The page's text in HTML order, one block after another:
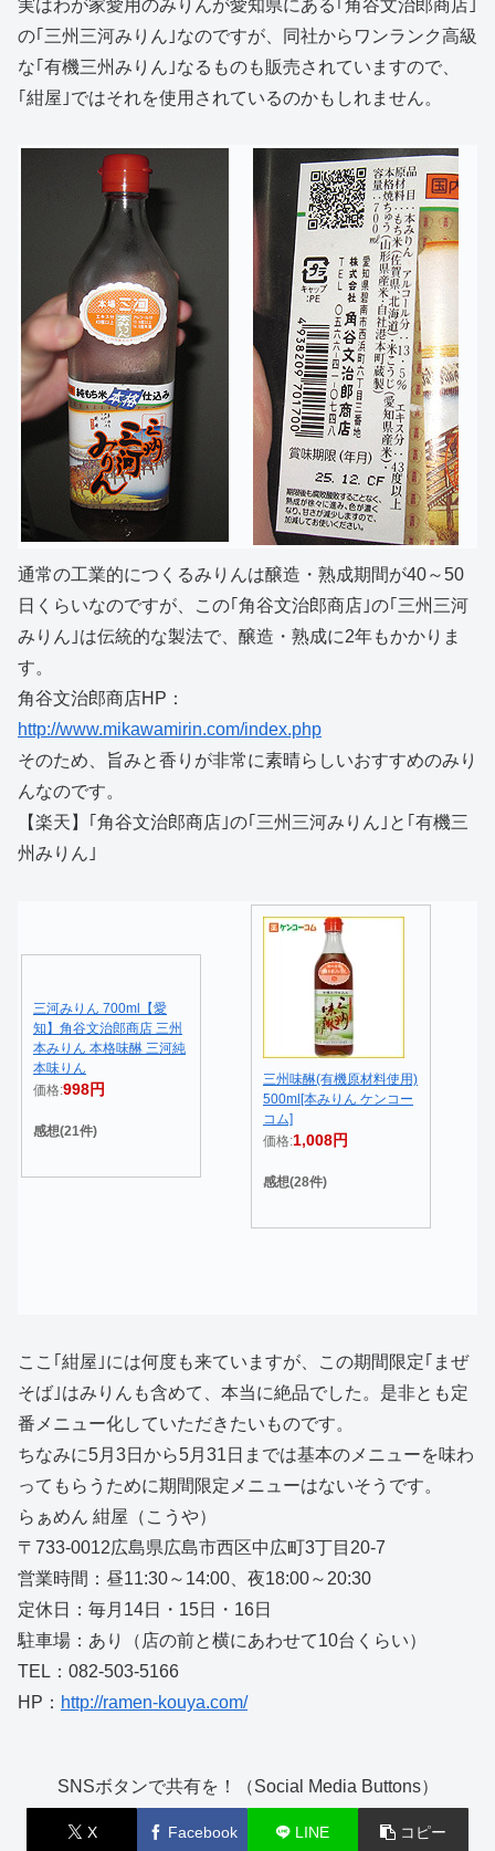
実はわが家愛用のみりんが愛知県にある｢角谷文治郎商店｣
の｢三州三河みりん｣なのですが、同社からワンランク高級
な｢有機三州みりん｣なるものも販売されていますので、
｢紺屋｣ではそれを使用されているのかもしれません。
通常の工業的につくるみりんは醸造・熟成期間が40～50
日くらいなのですが、この｢角谷文治郎商店｣の｢三州三河
みりん｣は伝統的な製法で、醸造・熟成に2年もかかりま
す。
角谷文治郎商店HP：
http://www.mikawamirin.com/index.php
そのため、旨みと香りが非常に素晴らしいおすすめのみり
んなのです。
【楽天】｢角谷文治郎商店｣の｢三州三河みりん｣と｢有機三
州みりん｣
三河みりん 700ml【愛
知】角谷文治郎商店 三州
本みりん 本格味醂 三河純
本味りん
価格:998円
感想(21件)
三州味醂(有機原材料使用)
500ml[本みりん ケンコー
コム]
価格:1,008円
感想(28件)
ここ｢紺屋｣には何度も来ていますが、この期間限定｢まぜ
そば｣はみりんも含めて、本当に絶品でした。是非とも定
番メニュー化していただきたいものです。
ちなみに5月3日から5月31日までは基本のメニューを味わ
ってもらうために期間限定メニューはないそうです。
らぁめん 紺屋（こうや）
〒733-0012広島県広島市西区中広町3丁目20-7
営業時間：昼11:30～14:00、夜18:00～20:30
定休日：毎月14日・15日・16日
駐車場：あり（店の前と横にあわせて10台くらい）
TEL：082-503-5166
HP： http://ramen-kouya.com/
SNSボタンで共有を！（Social Media Buttons）
X Facebook LINE コピー